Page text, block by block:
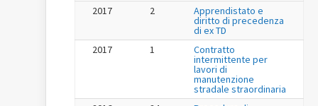
2017
2 Apprendistato e
diritto di precedenza
di ex TD
2017
1 Contratto
intermittente per
lavori di
manutenzione
stradale straordinaria